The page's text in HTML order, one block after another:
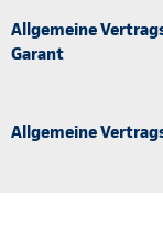
Allgemeine
Garant
Allgemeine